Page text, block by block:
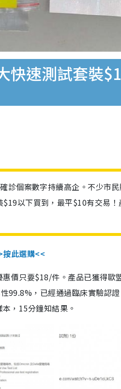
快速測試套裝
診個案數字持續高企。不少市
以下買到，最平$10有交易
按此選購<<
價只要$18/件。產品已獲得歐
99.8%，已經通過臨床實驗認
，15分鐘知結果。